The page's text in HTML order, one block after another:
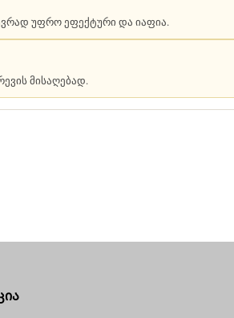
უფრო ეფექტური და იაფია.
მისაღებად.